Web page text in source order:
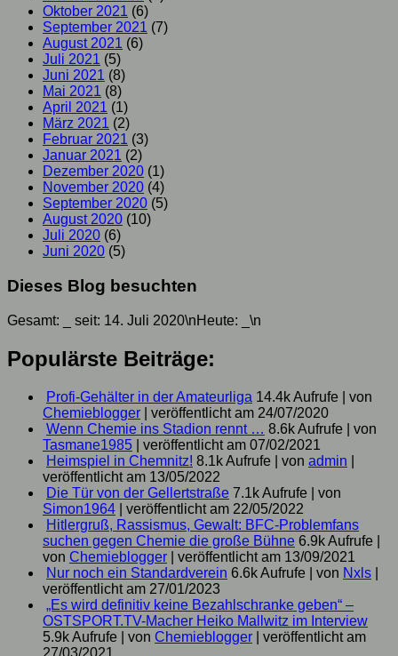
Oktober 2021 (6)
September 2021 (7)
August 2021 (6)
Juli 2021 (5)
Juni 2021 (8)
Mai 2021 (8)
April 2021 (1)
März 2021 (2)
Februar 2021 (3)
Januar 2021 (2)
Dezember 2020 (1)
November 2020 (4)
September 2020 (5)
August 2020 (10)
Juli 2020 (6)
Juni 2020 (5)
Dieses Blog besuchten
Gesamt: seit: 14. Juli 2020\nHeute: \n
Populärste Beiträge:
Profi-Gehälter in der Amateurliga 14.4k Aufrufe
von
Chemieblogger
veröffentlicht am 24/07/2020
Wenn Chemie ins Stadion rennt … 8.6k Aufrufe
von
Tasmane1985
veröffentlicht am 07/02/2021
Heimspiel in Chemnitz! 8.1k Aufrufe von admin
veröffentlicht am 13/05/2022
Die Tür von der Gellertstraße 7.1k Aufrufe
von
Simon1964
veröffentlicht am 22/05/2022
Hitlergruß, Rassismus, Gewalt: BFC-Problemfans
suchen gegen Chemie die große Bühne 6.9k Aufrufe
von Chemieblogger
veröffentlicht am 13/09/2021
Nur noch ein Standardverein 6.6k Aufrufe von Nxls
veröffentlicht am 27/01/2023
„Es wird definitiv keine Bezahlschranke geben“ –
OSTSPORT.TV-Macher Heiko Mallwitz im Interview
5.9k Aufrufe
von Chemieblogger
veröffentlicht am
27/03/2021